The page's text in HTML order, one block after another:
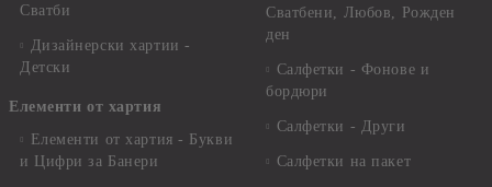
Сватби
Дизайнерски хартии -
Детски
Елементи от хартия
Елементи от хартия - Букви
и Цифри за Банери
Сватбени, Любов, Рожден
ден
Салфетки - Фонове и
бордюри
Салфетки - Други
Салфетки на пакет